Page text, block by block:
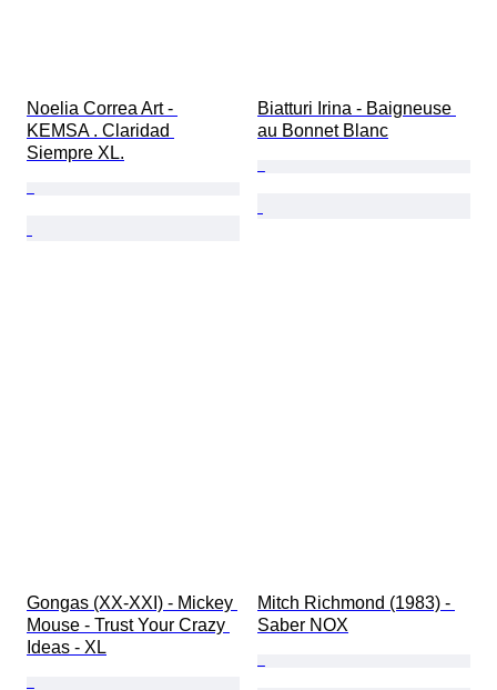
Noelia Correa Art -
KEMSA . Claridad
Siempre XL.
Biatturi Irina - Baigneuse
au Bonnet Blanc
Gongas (XX-XXI) - Mickey
Mouse - Trust Your Crazy
Ideas - XL
Mitch Richmond (1983) -
Saber NOX